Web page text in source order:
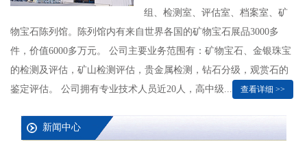
组、检测室、评估室、档案室、矿
物宝石陈列馆。陈列馆内有来自世界各国的矿物宝石展品3000多
件，价值6000多万元。 公司主要业务范围有：矿物宝石、金银珠宝
的检测及评估，矿山检测评估，贵金属检测，钻石分级，观赏石的
鉴定评估。 公司拥有专业技术人员近20人，高中级...
查看详细 >>
新闻中心